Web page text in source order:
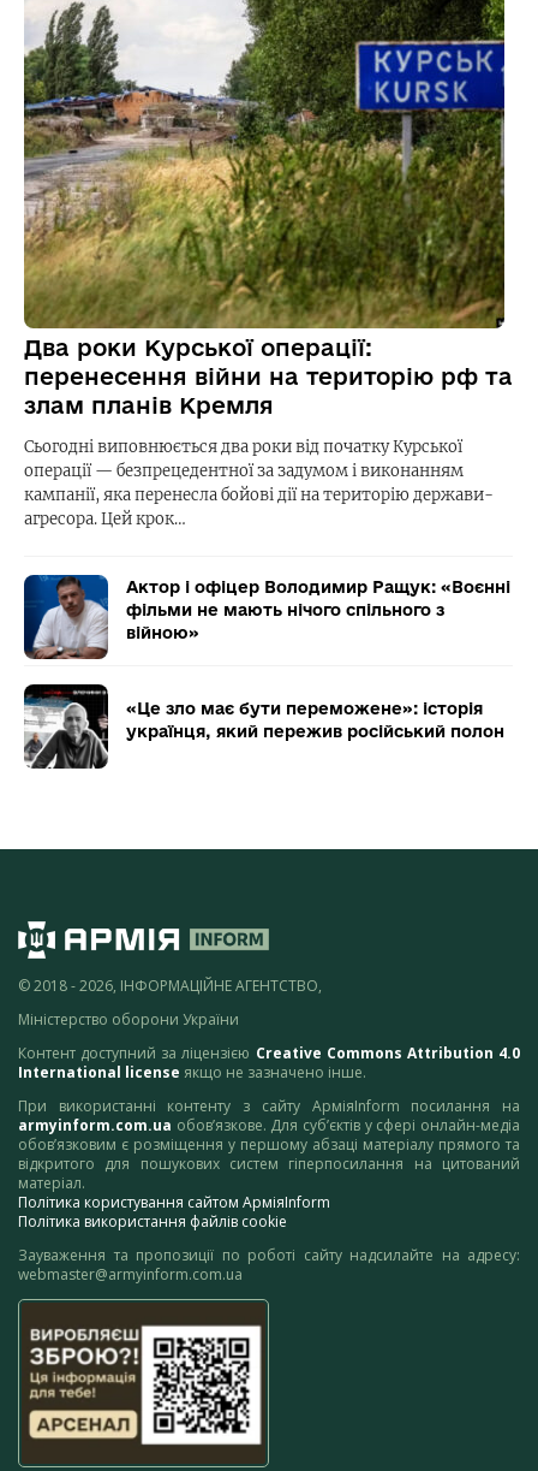
Два роки Курської операції:
перенесення війни на територію рф та
злам планів Кремля
Сьогодні виповнюється два роки від початку Курської
операції — безпрецедентної за задумом і виконанням
кампанії, яка перенесла бойові дії на територію держави-
агресора. Цей крок…
Актор і офіцер Володимир Ращук: «Воєнні
фільми не мають нічого спільного з
війною»
«Це зло має бути переможене»: історія
українця, який пережив російський полон
© 2018 - 2026, ІНФОРМАЦІЙНЕ АГЕНТСТВО,
Міністерство оборони України
Контент доступний за ліцензією Creative Commons Attribution 4.0
International license якщо не зазначено інше.
При використанні контенту з сайту АрміяInform посилання на
armyinform.com.ua обов’язкове. Для суб’єктів у сфері онлайн-медіа
обов’язковим є розміщення у першому абзаці матеріалу прямого та
відкритого для пошукових систем гіперпосилання на цитований
матеріал.
Політика користування сайтом АрміяInform
Політика використання файлів cookie
Зауваження та пропозиції по роботі сайту надсилайте на адресу:
webmaster@armyinform.com.ua